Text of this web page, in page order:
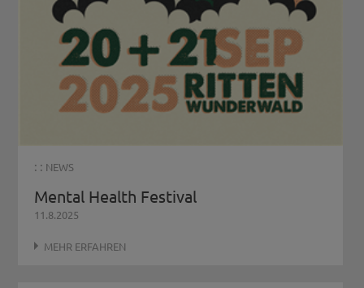
: : NEWS
​Mental Health Festival
11.8.2025
MEHR ERFAHREN